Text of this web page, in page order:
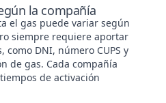
la compañía
el gas puede variar según
siempre requiere aportar
como DNI, número CUPS y
de gas. Cada compañía
de activación